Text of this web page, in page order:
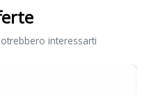
riscaldabili, ripiegabili
interessarti